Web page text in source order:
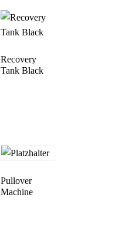
Recovery
Tank Black
Pullover
Machine